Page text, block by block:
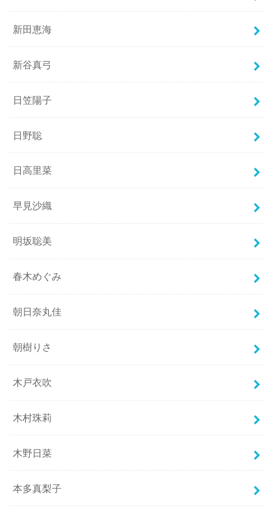
新田恵海
新谷真弓
日笠陽子
日野聡
日高里菜
早見沙織
明坂聡美
春木めぐみ
朝日奈丸佳
朝樹りさ
木戸衣吹
木村珠莉
木野日菜
本多真梨子